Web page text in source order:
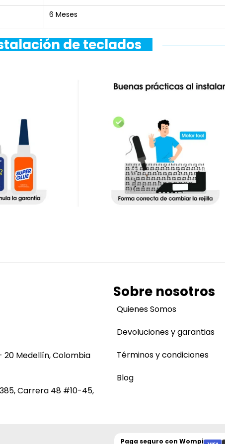
6 Meses
de teclados
20 Medellín, Colombia
Carrera 48 #10-45,
Sobre nosotros
Quienes Somos
Devoluciones y garantias
Términos y condiciones
Blog
Paga seguro con Wompi